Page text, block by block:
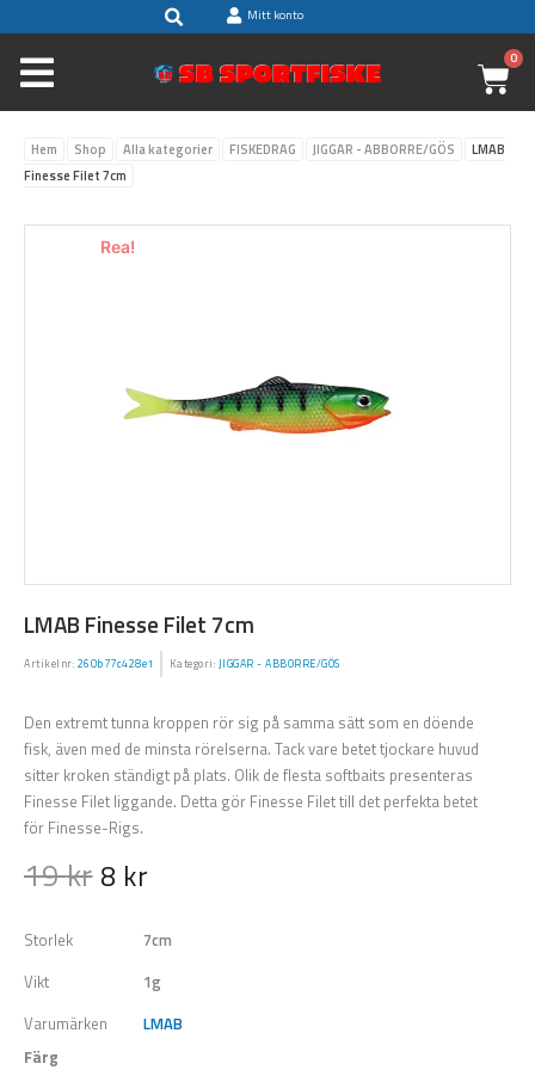
till
innehåll
SökMitt konto
0
Hem Shop Alla kategorier FISKEDRAG JIGGAR - ABBORRE/GÖS
LMAB
Finesse Filet 7cm
Rea!
LMAB Finesse Filet 7cm
Artikelnr: 260b77c428e1 Kategori: JIGGAR - ABBORRE/GÖS
Den extremt tunna kroppen rör sig på samma sätt som en döende
fisk, även med de minsta rörelserna. Tack vare betet tjockare huvud
sitter kroken ständigt på plats. Olik de flesta softbaits presenteras
Finesse Filet liggande. Detta gör Finesse Filet till det perfekta betet
för Finesse-Rigs.
19kr 8 kr
Storlek
7cm
Vikt
1g
Varumärken
LMAB
Färg